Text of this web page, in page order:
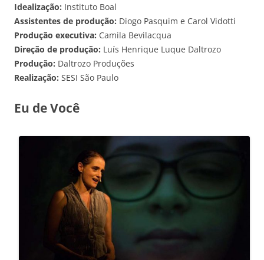
Idealização: Instituto Boal
Assistentes de produção: Diogo Pasquim e Carol Vidotti
Produção executiva: Camila Bevilacqua
Direção de produção: Luís Henrique Luque Daltrozo
Produção: Daltrozo Produções
Realização: SESI São Paulo
Eu de Você